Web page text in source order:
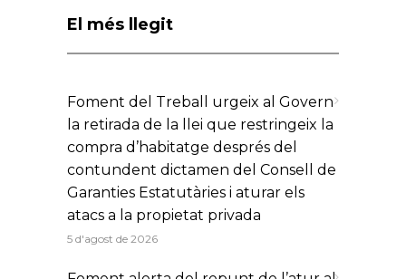
El més llegit
Foment del Treball urgeix al Govern
la retirada de la llei que restringeix la
compra d’habitatge després del
contundent dictamen del Consell de
Garanties Estatutàries i aturar els
atacs a la propietat privada
5 d'agost de 2026